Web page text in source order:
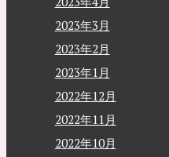
2023年3月
2023年2月
2023年1月
2022年12月
2022年11月
2022年10月